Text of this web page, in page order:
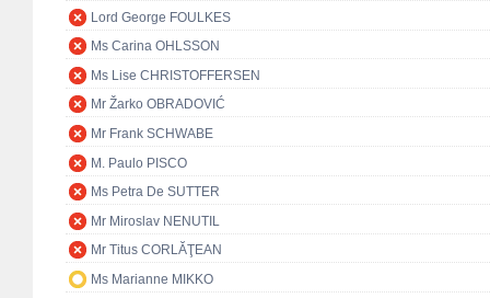
Lord George FOULKES
Ms Carina OHLSSON
Ms Lise CHRISTOFFERSEN
Mr Žarko OBRADOVIĆ
Mr Frank SCHWABE
M. Paulo PISCO
Ms Petra De SUTTER
Mr Miroslav NENUTIL
Mr Titus CORLĂŢEAN
Ms Marianne MIKKO